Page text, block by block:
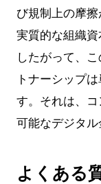
び規制上の摩
実質的な組織資
したがって、
トナーシップ
す。それは、
可能なデジタル
よくある